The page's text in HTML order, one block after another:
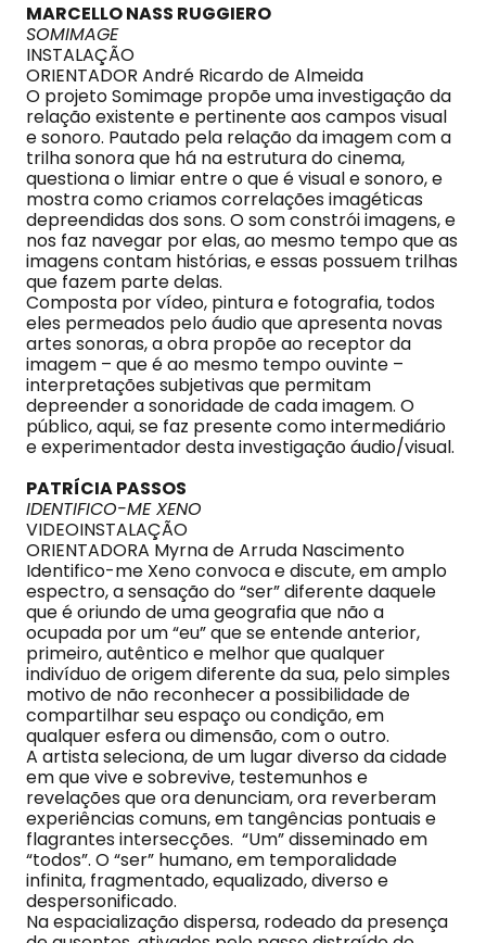
MARCELLO NASS RUGGIERO
SOMIMAGE
INSTALAÇÃO
ORIENTADOR André Ricardo de Almeida
O projeto Somimage propõe uma investigação da
relação existente e pertinente aos campos visual
e sonoro. Pautado pela relação da imagem com a
trilha sonora que há na estrutura do cinema,
questiona o limiar entre o que é visual e sonoro, e
mostra como criamos correlações imagéticas
depreendidas dos sons. O som constrói imagens, e
nos faz navegar por elas, ao mesmo tempo que as
imagens contam histórias, e essas possuem trilhas
que fazem parte delas.
Composta por vídeo, pintura e fotografia, todos
eles permeados pelo áudio que apresenta novas
artes sonoras, a obra propõe ao receptor da
imagem – que é ao mesmo tempo ouvinte –
interpretações subjetivas que permitam
depreender a sonoridade de cada imagem. O
público, aqui, se faz presente como intermediário
e experimentador desta investigação áudio/visual.
PATRÍCIA PASSOS
IDENTIFICO-ME XENO
VIDEOINSTALAÇÃO
ORIENTADORA Myrna de Arruda Nascimento
Identifico-me Xeno convoca e discute, em amplo
espectro, a sensação do “ser” diferente daquele
que é oriundo de uma geografia que não a
ocupada por um “eu” que se entende anterior,
primeiro, autêntico e melhor que qualquer
indivíduo de origem diferente da sua, pelo simples
motivo de não reconhecer a possibilidade de
compartilhar seu espaço ou condição, em
qualquer esfera ou dimensão, com o outro.
A artista seleciona, de um lugar diverso da cidade
em que vive e sobrevive, testemunhos e
revelações que ora denunciam, ora reverberam
experiências comuns, em tangências pontuais e
flagrantes intersecções. “Um” disseminado em
“todos”. O “ser” humano, em temporalidade
infinita, fragmentado, equalizado, diverso e
despersonificado.
Na espacialização dispersa, rodeado da presença